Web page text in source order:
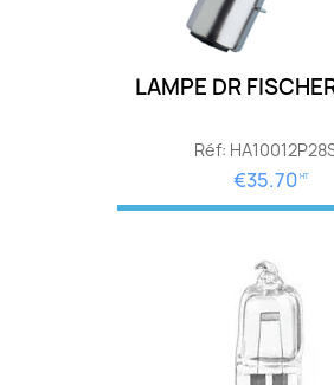
LAMPE DR
Réf:
€35.70 HT